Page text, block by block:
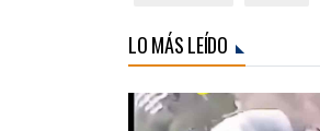
LO MÁS LEÍDO